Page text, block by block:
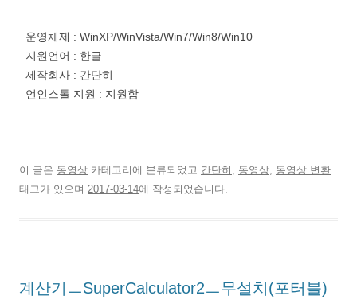
운영체제 : WinXP/WinVista/Win7/Win8/Win10
지원언어 : 한글
제작회사 : 간단히
언인스톨 지원 : 지원함
이 글은 동영상 카테고리에 분류되었고 간단히 동영상 동영상 변환
태그가 있으며 2017-03-14에 작성되었습니다.
계산기ㅡSuperCalculator2ㅡ무설치(포터블)